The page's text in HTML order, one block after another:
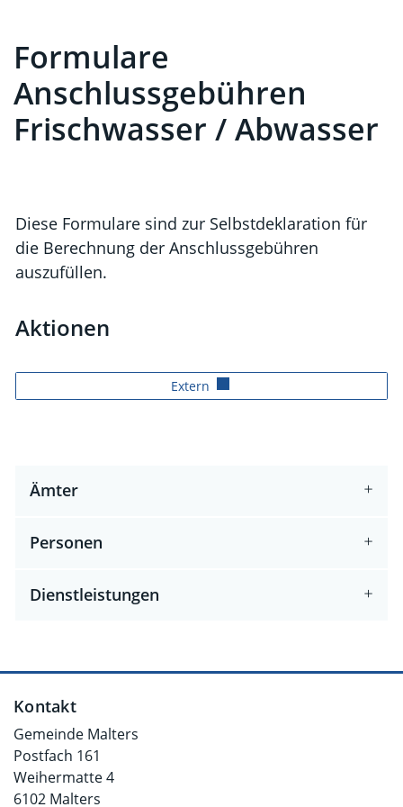
Formulare
Anschlussgebühren
Frischwasser / Abwasser
Diese Formulare sind zur Selbstdeklaration für
die Berechnung der Anschlussgebühren
auszufüllen.
Aktionen
Extern
Zugehörige Objekte
Ämter
Personen
Dienstleistungen
Fusszeile
Kontakt
Gemeinde Malters
Postfach 161
Weihermatte 4
6102 Malters